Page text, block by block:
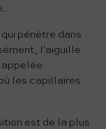
pénètre dans
l'aiguille
appelée
les capillaires
est de la plus